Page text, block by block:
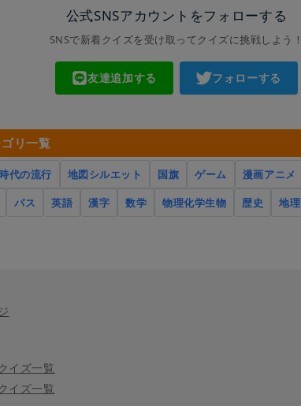
公式SNSアカウントをフォローする
SNSで新着クイズを受け取ってクイズに挑戦しよう！
友達追加する フォローする
リ一覧
代の流行 地図シルエット 国旗 ゲーム 漫画アニメ
バス
英語 漢字 数学 物理化学生物 歴史 地理
イズ一覧
イズ一覧